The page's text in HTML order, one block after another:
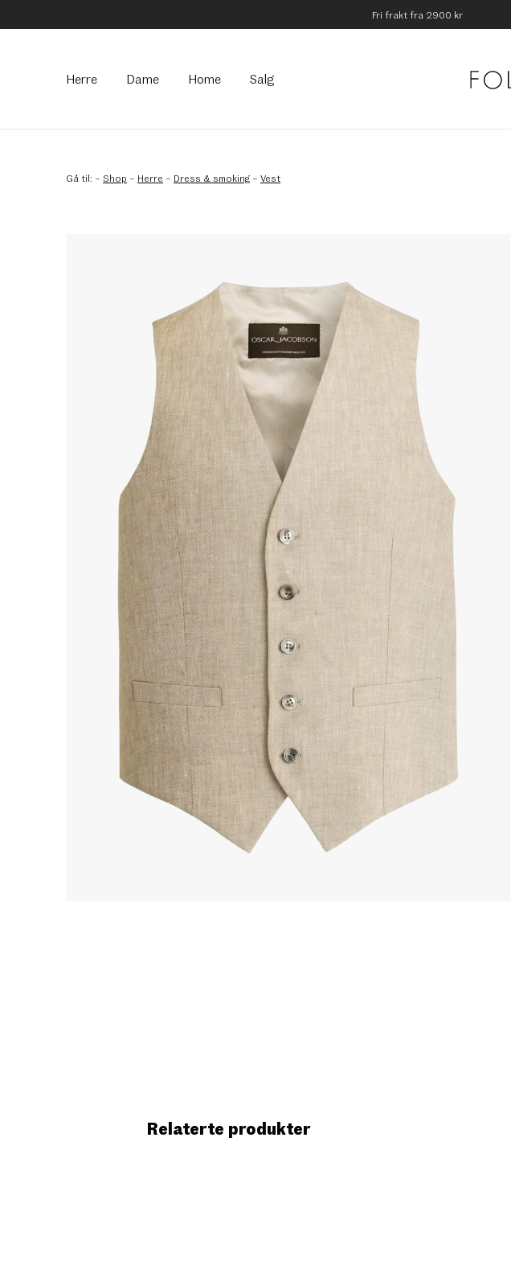
Fri frakt fra 2900 kr
Hovedmeny
Herre Dame Home Salg
Gå til: – Shop – Herre – Dress & smoking – Vest
Relaterte produkter